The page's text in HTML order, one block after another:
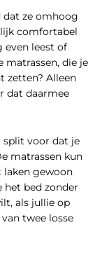
dat ze omhoog
comfortabel
even leest of
matrassen, die je
zetten? Alleen
dat daarmee
split voor dat je
matrassen kun
laken gewoon
het bed zonder
als jullie op
twee losse